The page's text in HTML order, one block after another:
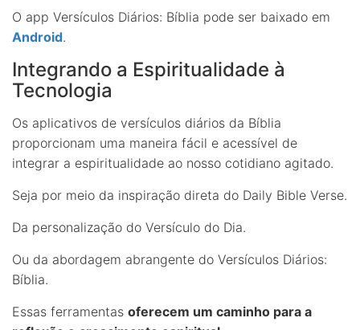
O app Versículos Diários: Bíblia pode ser baixado em
Android.
Integrando a Espiritualidade à
Tecnologia
Os aplicativos de versículos diários da Bíblia
proporcionam uma maneira fácil e acessível de
integrar a espiritualidade ao nosso cotidiano agitado.
Seja por meio da inspiração direta do Daily Bible Verse.
Da personalização do Versículo do Dia.
Ou da abordagem abrangente do Versículos Diários:
Bíblia.
Essas ferramentas oferecem um caminho para a